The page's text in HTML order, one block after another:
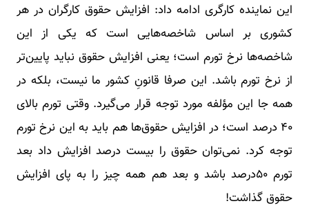
این نماینده کارگری ادامه داد: افزایش حقوق کارگران در هر
کشوری بر اساس شاخصه‌هایی است که یکی از این
شاخصه‌ها نرخ تورم است؛ یعنی افزایش حقوق نباید پایین‌تر
از نرخ تورم باشد. این صرفا قانونِ کشور ما نیست، بلکه در
همه جا این مؤلفه مورد توجه قرار می‌گیرد. وقتی تورم بالای
۴۰ درصد است؛ در افزایش حقوق‌ها هم باید به این نرخ تورم
توجه کرد. نمی‌توان حقوق را بیست درصد افزایش داد بعد
تورم ۵۰درصد باشد و بعد هم همه چیز را به پای افزایش
حقوق گذاشت!